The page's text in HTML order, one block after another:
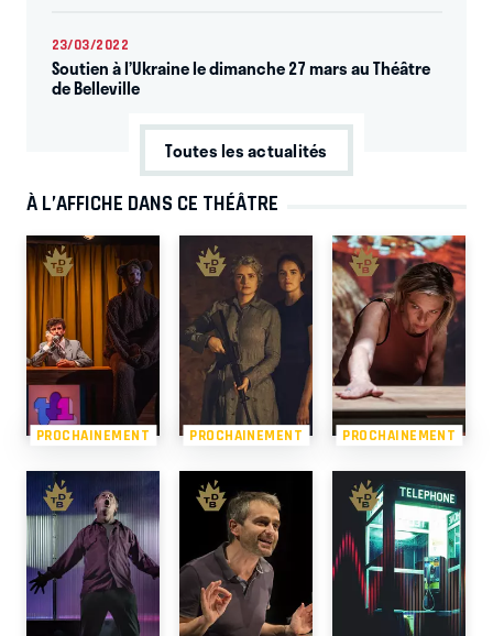
23/03/2022
Soutien à l’Ukraine le dimanche 27 mars au Théâtre
de Belleville
Toutes les actualités
À L’AFFICHE DANS CE THÉÂTRE
PROCHAINEMENT PROCHAINEMENT PROCHAINEMENT